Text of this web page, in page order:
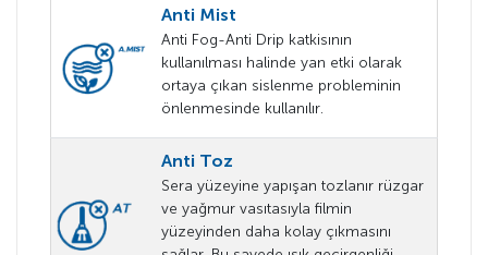
Anti Mist
Anti Fog-Anti Drip katkisının
kullanılması halinde yan etki olarak
ortaya çıkan sislenme probleminin
önlenmesinde kullanılır.
Anti Toz
Sera yüzeyine yapışan tozlanır rüzgar
ve yağmur vasıtasıyla filmin
yüzeyinden daha kolay çıkmasını